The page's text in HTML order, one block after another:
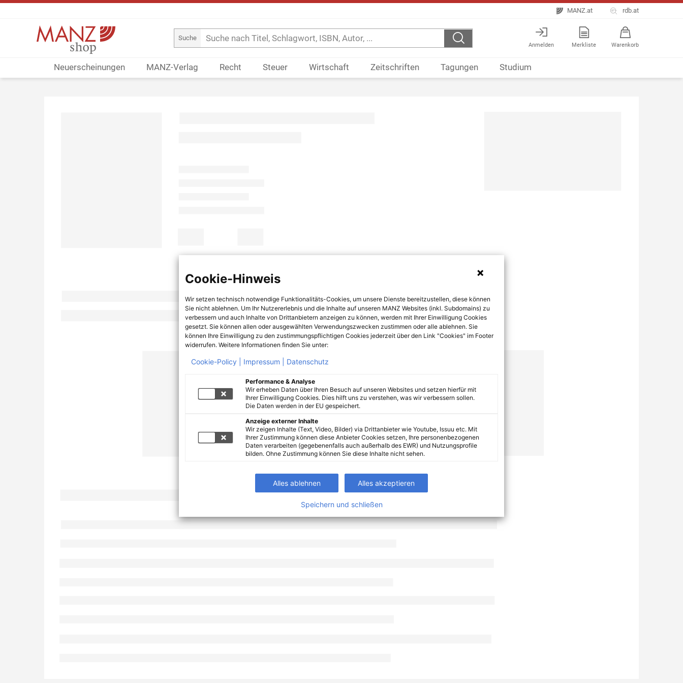
MANZ.at rdb.at
Suche
Anmelden Merkliste Warenkorb
Neuerscheinungen MANZ-Verlag Recht Steuer Wirtschaft Zeitschriften Tagungen Studium
Cookie-Hinweis
Wir setzen technisch notwendige Funktionalitäts-Cookies, um unsere Dienste bereitzustellen, diese können
Sie nicht ablehnen. Um Ihr Nutzererlebnis und die Inhalte auf unseren MANZ Websites (inkl. Subdomains) zu
verbessern und auch Inhalte von Drittanbietern anzeigen zu können, werden mit Ihrer Einwilligung Cookies
gesetzt. Sie können allen oder ausgewählten Verwendungszwecken zustimmen oder alle ablehnen. Sie
können Ihre Einwilligung zu den zustimmungspflichtigen Cookies jederzeit über den Link "Cookies" im Footer
widerrufen. Weitere Informationen finden Sie unter:
Cookie-Policy | Impressum | Datenschutz
Performance & Analyse
Wir erheben Daten über Ihren Besuch auf unseren Websites und setzen hierfür mit
Ihrer Einwilligung Cookies. Dies hilft uns zu verstehen, was wir verbessern sollen.
Die Daten werden in der EU gespeichert.
Anzeige externer Inhalte
Wir zeigen Inhalte (Text, Video, Bilder) via Drittanbieter wie Youtube, Issuu etc. Mit
Ihrer Zustimmung können diese Anbieter Cookies setzen, Ihre personenbezogenen
Daten verarbeiten (gegebenenfalls auch außerhalb des EWR) und Nutzungsprofile
bilden. Ohne Zustimmung können Sie diese Inhalte nicht sehen.
Alles ablehnen Alles akzeptieren
Speichern und schließen